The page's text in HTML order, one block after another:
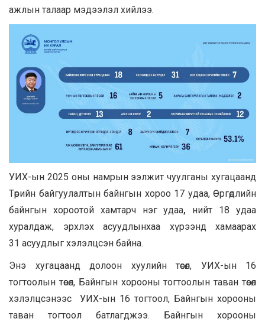
ажлын талаар мэдээлэл хийлээ.
УИХ-ын 2025 оны намрын ээлжит чуулганы хугацаанд
Төрийн байгуулалтын байнгын хороо 17 удаа, Өргөдлийн
байнгын хороотой хамтарч нэг удаа, нийт
18 удаа
хуралдаж, эрхлэх асуудлынхаа хүрээнд хамаарах
31 асуудлыг хэлэлцсэн байна.
Энэ хугацаанд долоон
хуулийн төсөл, УИХ-ын 16
тогтоолын төсөл, Байнгын хорооны тогтоолын таван төсөл
хэлэлцсэнээс УИХ-ын 16 тогтоол, Байнгын хорооны
таван тогтоол батлагджээ. Байнгын хорооны